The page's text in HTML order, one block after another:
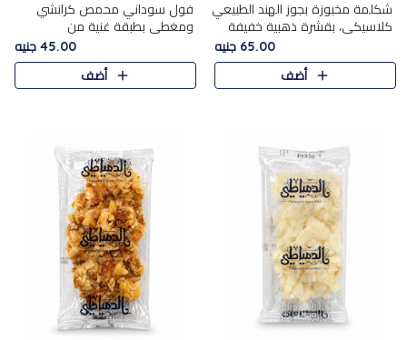
شكلمة مخبوزة بجوز الهند الطبيعي
كلاسيكي، بقشرة ذهبية خفيفة
وقلب طري رطب يذوب في الفم،
تمنحك المذاق الشرقي الحلو الأصيل
التقليدي في كل لقمة.
65.00 جنيه
أضف
فول سوداني محمص كرانشي
ومغطى بطبقة غنية من
الشوكولاتة، يجمع بين طعم
القرمشة الأصيلة الكلاسكيكية
التقليدية للفول السوداني وحلاوة
45.00 جنيه
أضف